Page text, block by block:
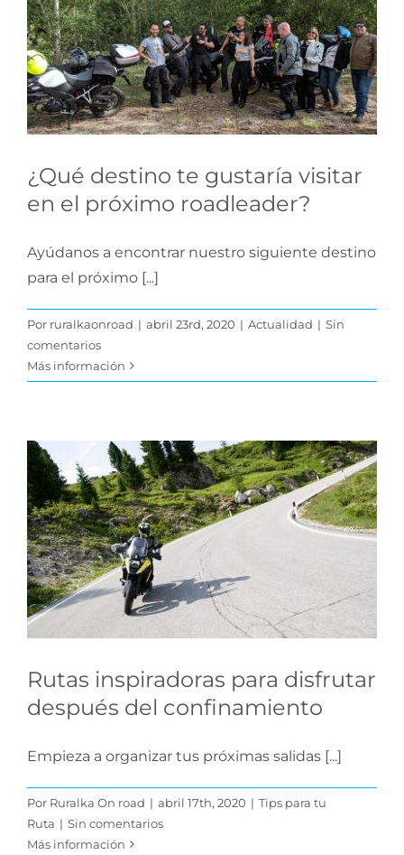
visitar en el próximo
roadleader?
Actualidad
¿Qué destino te gustaría visitar
en el próximo roadleader?
Ayúdanos a encontrar nuestro siguiente destino
para el próximo [...]
Por ruralkaonroad | abril 23rd, 2020 | Actualidad | Sin
comentarios
Más información
Rutas inspiradoras para
disfrutar después del
confinamiento
Tips para tu Ruta
Rutas inspiradoras para disfrutar
después del confinamiento
Empieza a organizar tus próximas salidas [...]
Por Ruralka On road | abril 17th, 2020 | Tips para tu
Ruta | Sin comentarios
Más información